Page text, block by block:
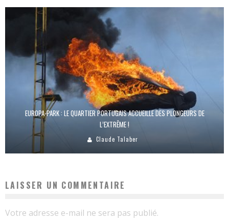
EUROPA-PARK : LE QUARTIER PORTUGAIS ACCUEILLE DES PLONGEURS DE
L’EXTRÊME !
Claude Talaber
LAISSER UN COMMENTAIRE
Votre adresse e-mail ne sera pas publié.